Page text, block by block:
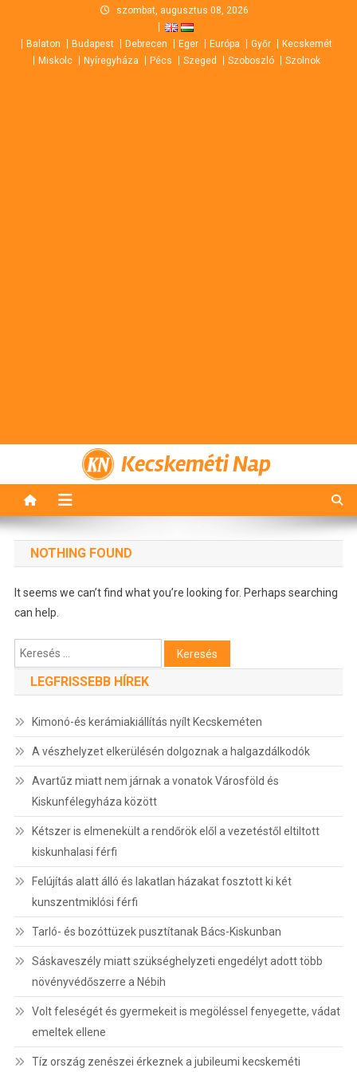
content
szombat, augusztus 08, 2026
Balaton Budapest Debrecen Eger Európa Győr
Kecskemét
Miskolc
Nyíregyháza Pécs Szeged Szoboszló Szolnok
Kecskeméti Nap
NOTHING FOUND
It seems we can’t find what you’re looking for. Perhaps searching
can help.
Keresés:
LEGFRISSEBB HÍREK
Kimonó-és kerámiakiállítás nyílt Kecskeméten
A vészhelyzet elkerülésén dolgoznak a halgazdálkodók
Avartűz miatt nem járnak a vonatok Városföld és
Kiskunfélegyháza között
Kétszer is elmenekült a rendőrök elől a vezetéstől eltiltott
kiskunhalasi férfi
Felújítás alatt álló és lakatlan házakat fosztott ki két
kunszentmiklósi férfi
Tarló- és bozóttüzek pusztítanak Bács-Kiskunban
Sáskaveszély miatt szükséghelyzeti engedélyt adott több
növényvédőszerre a Nébih
Volt feleségét és gyermekeit is megöléssel fenyegette, vádat
emeltek ellene
Tíz ország zenészei érkeznek a jubileumi kecskeméti